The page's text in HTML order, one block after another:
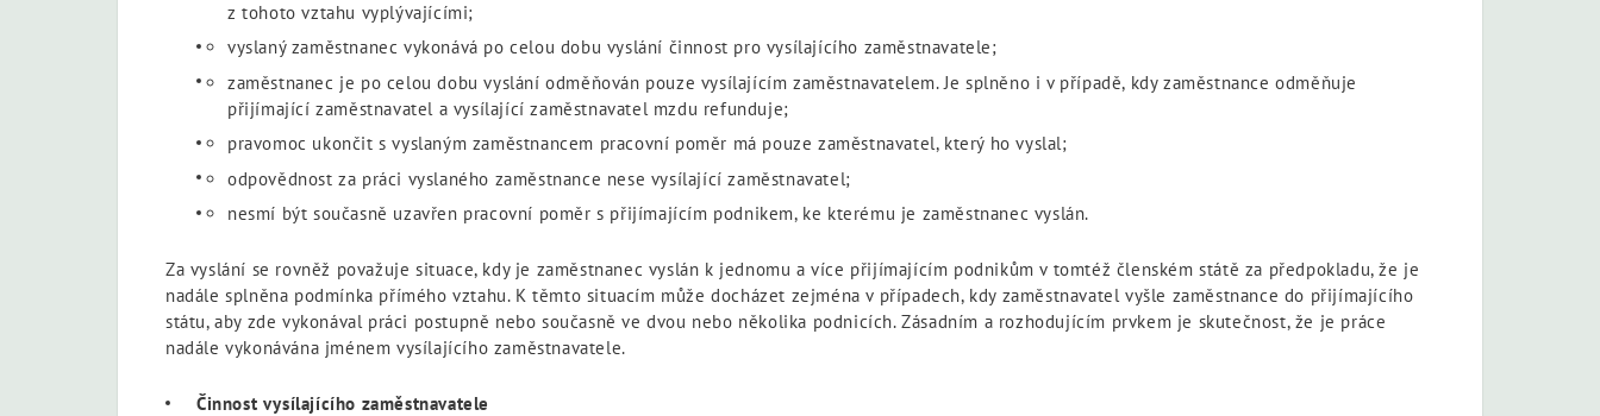
z tohoto vztahu vyplývajícími;
vyslaný zaměstnanec vykonává po celou dobu vyslání činnost pro vysílajícího zaměstnavatele;
zaměstnanec je po celou dobu vyslání odměňován pouze vysílajícím zaměstnavatelem. Je splněno i v případě, kdy zaměstnance odměňuje
přijímající zaměstnavatel a vysílající zaměstnavatel mzdu refunduje;
pravomoc ukončit s vyslaným zaměstnancem pracovní poměr má pouze zaměstnavatel, který ho vyslal;
odpovědnost za práci vyslaného zaměstnance nese vysílající zaměstnavatel;
nesmí být současně uzavřen pracovní poměr s přijímajícím podnikem, ke kterému je zaměstnanec vyslán.
Za vyslání se rovněž považuje situace, kdy je zaměstnanec vyslán k jednomu a více přijímajícím podnikům v tomtéž členském státě za předpokladu, že je
nadále splněna podmínka přímého vztahu. K těmto situacím může docházet zejména v případech, kdy zaměstnavatel vyšle zaměstnance do přijímajícího
státu, aby zde vykonával práci postupně nebo současně ve dvou nebo několika podnicích. Zásadním a rozhodujícím prvkem je skutečnost, že je práce
nadále vykonávána jménem vysílajícího zaměstnavatele.
Činnost vysílajícího zaměstnavatele